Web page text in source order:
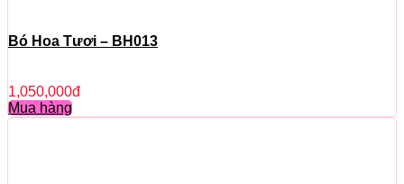
Bó Hoa Tươi – BH013
1,050,000đ
Mua hàng